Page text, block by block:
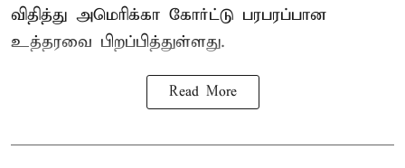
விதித்து அமெரிக்கா கோர்ட்டு பரபரப்பான
உத்தரவை பிறப்பித்துள்ளது.
Read More